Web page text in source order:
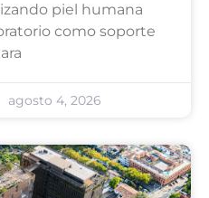
piel humana
como soporte
agosto 4, 2026